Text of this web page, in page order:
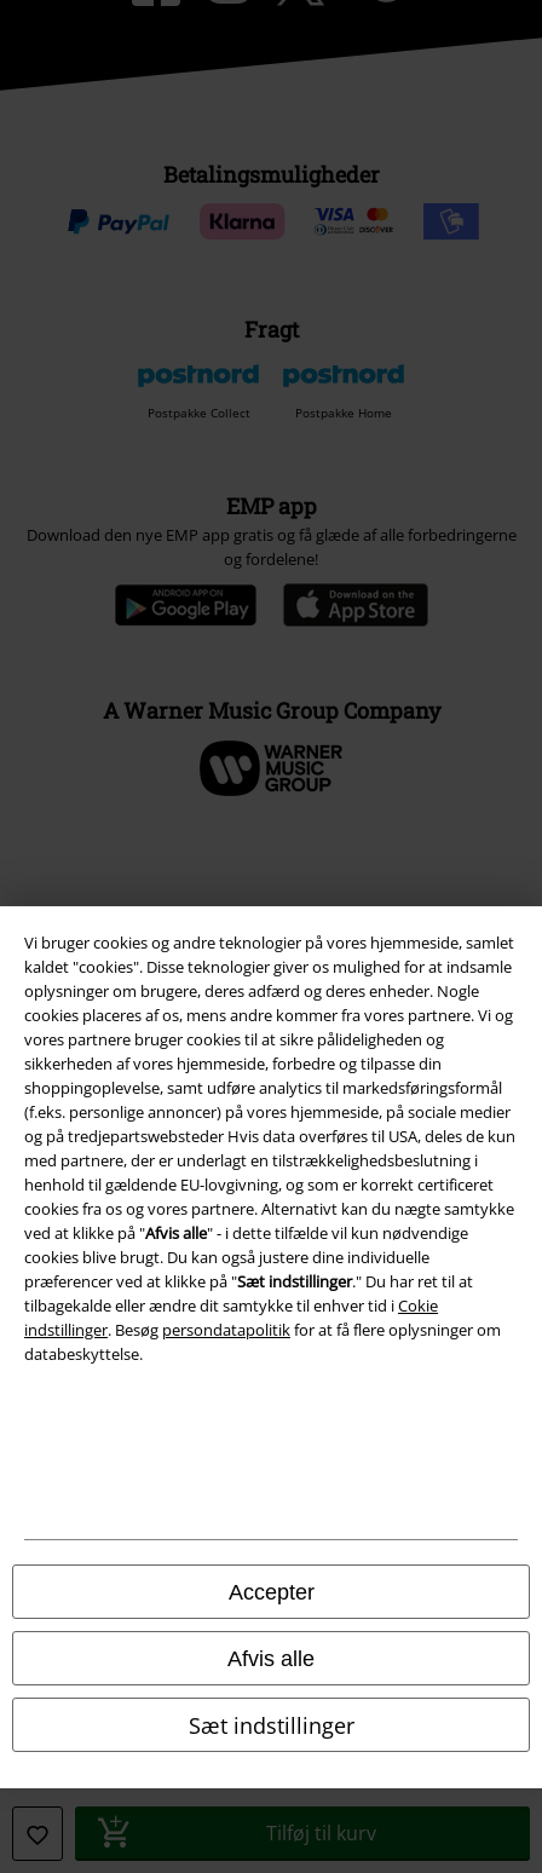
Vi bruger cookies og andre teknologier på vores hjemmeside, samlet
kaldet "cookies". Disse teknologier giver os mulighed for at indsamle
oplysninger om brugere, deres adfærd og deres enheder. Nogle
cookies placeres af os, mens andre kommer fra vores partnere. Vi og
vores partnere bruger cookies til at sikre pålideligheden og
sikkerheden af ​​vores hjemmeside, forbedre og tilpasse din
shoppingoplevelse, samt udføre analytics til markedsføringsformål
(f.eks. personlige annoncer) på vores hjemmeside, på sociale medier
og på tredjepartswebsteder Hvis data overføres til USA, deles de kun
med partnere, der er underlagt en tilstrækkelighedsbeslutning i
henhold til gældende EU-lovgivning, og som er korrekt certificeret
cookies fra os og vores partnere. Alternativt kan du nægte samtykke
ved at klikke på "Afvis alle" - i dette tilfælde vil kun nødvendige
cookies blive brugt. Du kan også justere dine individuelle
præferencer ved at klikke på "Sæt indstillinger." Du har ret til at
tilbagekalde eller ændre dit samtykke til enhver tid iCokie
indstillinger. Besøg persondatapolitikfor at få flere oplysninger om
databeskyttelse.
Accepter
Afvis alle
Sæt indstillinger
Tilføj til kurv
Betalingsmuligheder
Fragt
Postpakke Collect Postpakke Home
EMP app
Download den nye EMP app gratis og få glæde af alle forbedringerne
og fordelene!
A Warner Music Group Company
Juridisk
Salgs-, medlems- & leveringsbetingelser
Om EMP Danmark
Persondatapolitik
Bortskaffelse af affald og miljøbeskyttelse
Overensstemmelseserklæring
Alle priser er inkl. moms. Oplyst leveringstid er et estimat og ikke
garanteret.
© 1986-2026 E.M.P. Merchandising HGmbH
EMP France
EMP Deutschland